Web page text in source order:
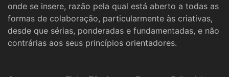
onde se insere, razão pela qual está aberto a todas as
formas de colaboração, particularmente às criativas,
desde que sérias, ponderadas e fundamentadas, e não
contrárias aos seus princípios orientadores.